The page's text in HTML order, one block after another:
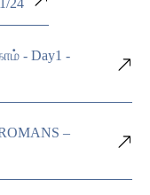
- Day1 -
–